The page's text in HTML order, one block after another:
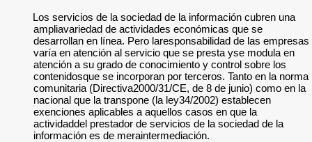
Los servicios de la sociedad de la información cubren una
ampliavariedad de actividades económicas que se
desarrollan en línea. Pero laresponsabilidad de las empresas
varía en atención al servicio que se presta yse modula en
atención a su grado de conocimiento y control sobre los
contenidosque se incorporan por terceros. Tanto en la norma
comunitaria (Directiva2000/31/CE, de 8 de junio) como en la
nacional que la transpone (la ley34/2002) establecen
exenciones aplicables a aquellos casos en que la
actividaddel prestador de servicios de la sociedad de la
información es de meraintermediación.